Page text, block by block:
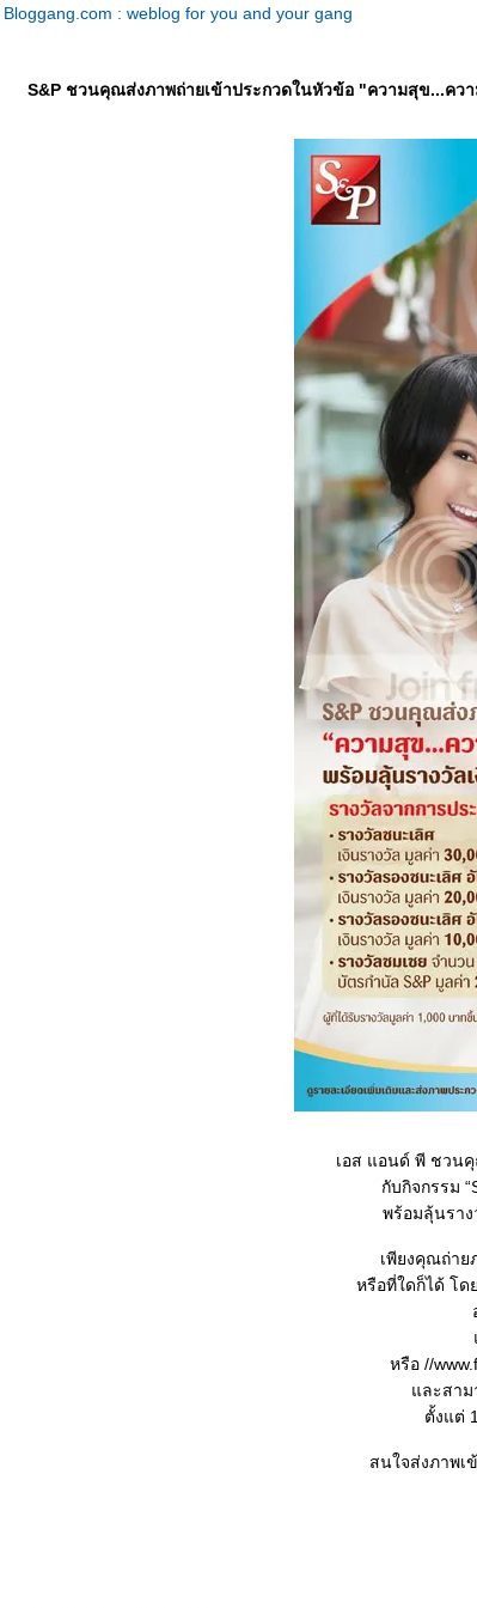
Bloggang.com : weblog for you and your gang
S&P ชวนคุณส่งภาพถ่ายเข้าประกวดในหัวข้อ "ความสุข...คว
เอส แอนด์ พี ชวน
กับกิจกรรม
พร้อมลุ้นรา
เพียงคุณถ่าย
หรือที่ใดก็ได้ โด
หรือ //
ละสาม
ตั้งแต่
สนใจส่งภาพเ